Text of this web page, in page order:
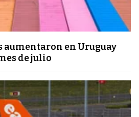
aumentaron en Uruguay
de julio